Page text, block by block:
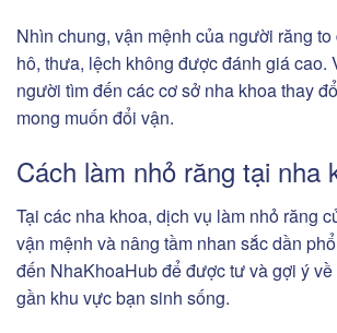
Nhìn chung, vận mệnh của người răng
hô, thưa, lệch không được đánh giá cao.
người tìm đến các cơ sở nha khoa thay
mong muốn đổi vận.
Cách làm nhỏ răng tại nha
Tại các nha khoa, dịch vụ làm nhỏ răng
vận mệnh và nâng tầm nhan sắc dần
đến NhaKhoaHub để được tư và gợi ý
gần khu vực bạn sinh sống.